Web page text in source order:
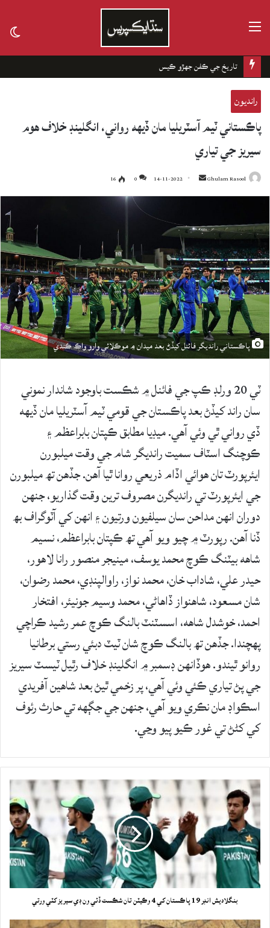
تاريخ جي ڪفن جھڙو ڪيس
رانديون
پاڪستاني ٽيم آسٽريليا مان ڏيهه رواني، انگلينڊ خلاف هوم
سيريز جي تياري
Ghulam Rasool
Send
an
14-11-2022
0
16
پاڪستاني رانديگر فائنل کيڏڻ بعد ميدان ۾ موڪلائي وارو واڪ ڪندي
ٽي 20 ورلڊ ڪپ جي فائنل ۾ شڪست باوجود شاندار نموني
سان راند کيڏڻ بعد پاڪستان جي قومي ٽيم آسٽريليا مان ڏيهه
ڏي رواني ٿي وئي آهي. ميڊيا مطابق ڪپتان بابراعظم ۽
ڪوچنگ اسٽاف سميت رانديگر شام جي وقت ميلبورن
ايئرپورٽ تان هوائي اڏام ذريعي روانا ٿيا آهن. جڏهن تھ ميلبورن
جي ايئرپورٽ تي رانديگرن مصروف ترين وقت گذاريو، جنهن
دوران انهن مداحن سان سيلفيون ورتيون ۽ انهن کي آٽوگراف بھ
ڏنا آهن. رپورٽ ۾ چيو ويو آهي تھ ڪپتان بابراعظم، نسيم
شاهه بيٽنگ ڪوچ محمد يوسف، مينيجر منصور رانا لاهور،
حيدر علي، شاداب خان، محمد نواز، راوالپنڊي، محمد رضوان،
شان مسعود، شاهنواز ڏاهاڻي، محمد وسيم جونيئر، افتخار
احمد، خوشدل شاهه، اسسٽنٽ بالنگ ڪوچ عمر رشيد ڪراچي
پهچندا. جڏهن تھ بالنگ ڪوچ شان ٽيٽ دبئي رستي برطانيا
روانو ٿيندو. هوڏانهن ڊسمبر ۾ انگلينڊ خلاف رٿيل ٽيسٽ سيريز
جي پڻ تياري ڪئي وئي آهي، پر زخمي ٿيڻ بعد شاهين آفريدي
اسڪواڊ مان نڪري ويو آهي، جنهن جي جڳهه تي حارث رئوف
کي کڻڻ تي غور ڪيو پيو وڃي.
بنگلاديش انڊر 19 پاڪستان کي 4 وڪيٽن تان شڪست ڏئي ون ڊي سيريز کٽي ورتي